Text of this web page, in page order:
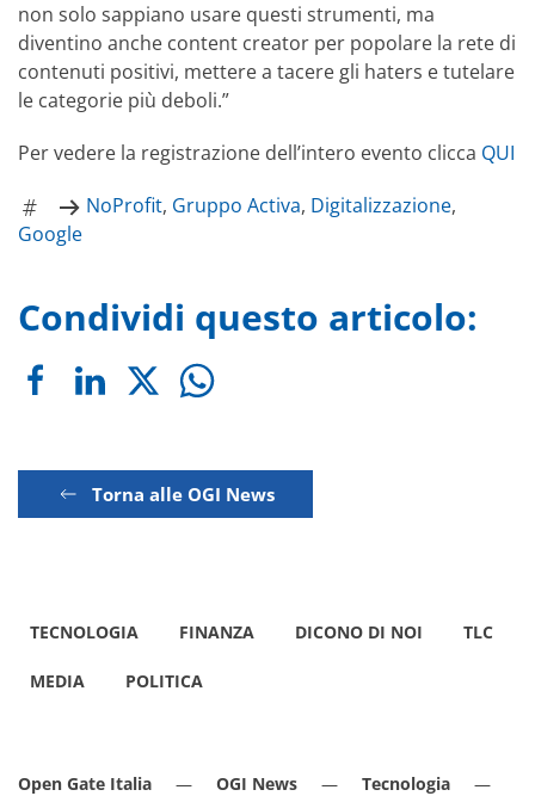
non solo sappiano usare questi strumenti, ma
diventino anche content creator per popolare la rete di
contenuti positivi, mettere a tacere gli haters e tutelare
le categorie più deboli.”
Per vedere la registrazione dell’intero evento clicca QUI
NoProfit, Gruppo Activa, Digitalizzazione,
Google
Condividi questo articolo:
Torna alle OGI News
TECNOLOGIA FINANZA DICONO DI NOI TLC
MEDIA POLITICA
Open Gate Italia OGI News
Tecnologia